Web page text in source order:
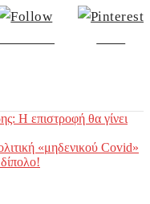
H επιστροφή θα γίνει
«μηδενικού Covid»